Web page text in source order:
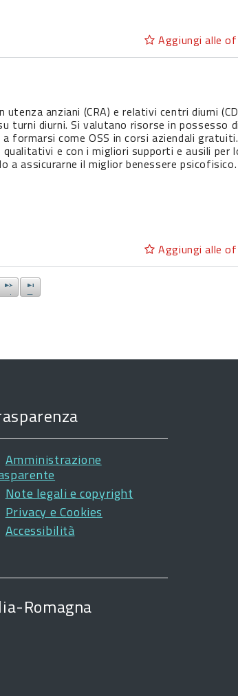
Aggiungi alle
anziani (CRA) e relativi centri diurni
turni diurni. Si valutano risorse in possesso
formarsi come OSS in corsi aziendali
e con i migliori supporti e ausili per
a assicurarne il miglior benessere psicofisico.
Aggiungi alle
Amministrazione
Note legali e copyright
Privacy e Cookies
Accessibilità
Romagna